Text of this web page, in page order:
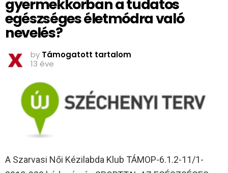
gyermekkorban a tudatos
egészséges életmódra való
nevelés?
by Támogatott tartalom
13 éve
A Szarvasi Női Kézilabda Klub TÁMOP-6.1.2-11/1-